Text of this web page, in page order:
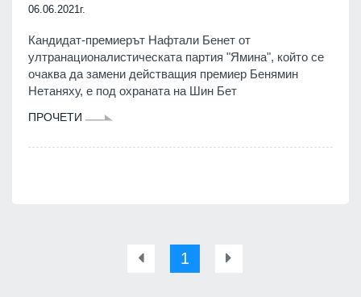
06.06.2021г.
Кандидат-премиерът Нафтали Бенет от
ултранационалистическата партия "Ямина", който се
очаква да замени действащия премиер Бенямин
Нетаняху, е под охраната на Шин Бет
ПРОЧЕТИ
1